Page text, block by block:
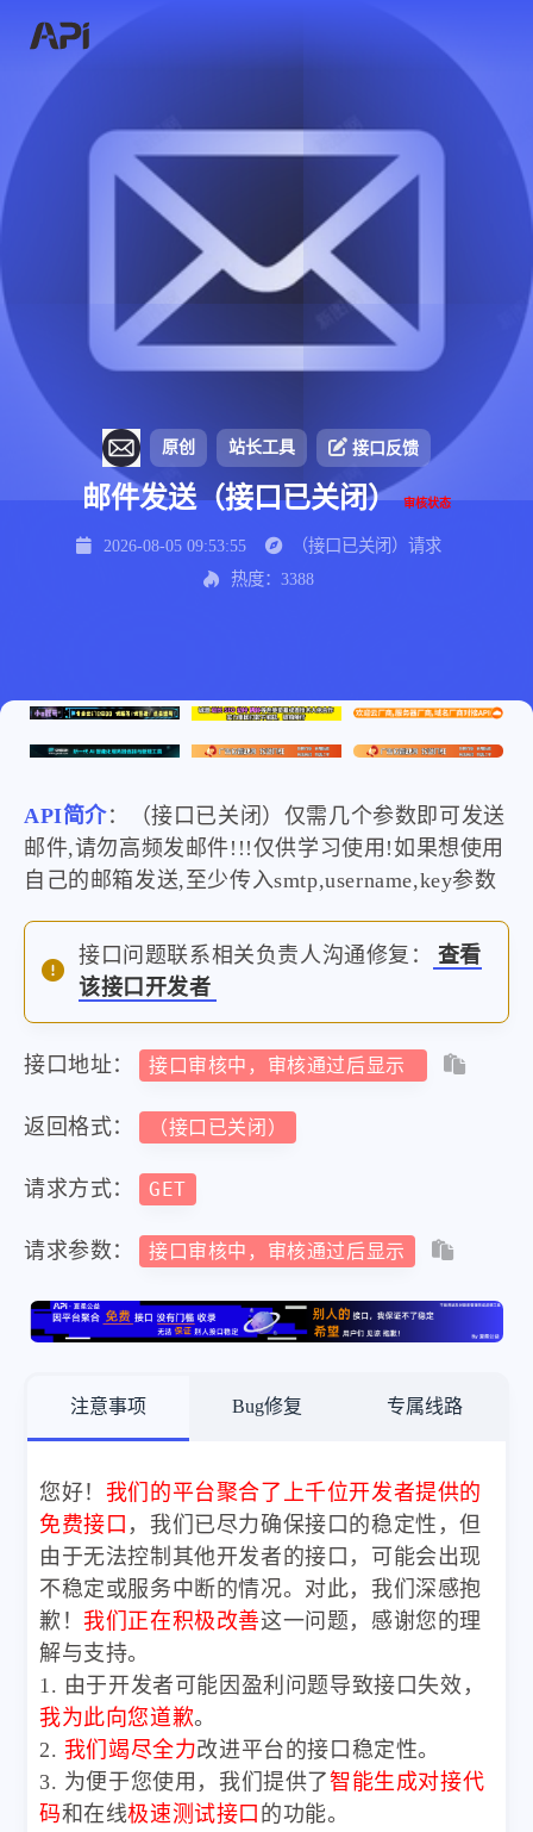
原创 站长工具 接口反馈
邮件发送（接口已关闭）审核状态
2026-08-05 09:53:55
（接口已关闭）请求
热度：3388
API简介：（接口已关闭）仅需几个参数即可发送
邮件,请勿高频发邮件!!!仅供学习使用!如果想使用
自己的邮箱发送,至少传入smtp,username,key参数
接口问题联系相关负责人沟通修复：
查看
该接口开发者
接口地址： 接口审核中，审核通过后显示
返回格式： （接口已关闭）
请求方式： GET
请求参数： 接口审核中，审核通过后显示
注意事项 Bug修复 专属线路
您好！ 我们的平台聚合了上千位开发者提供的
免费接口 ，我们已尽力确保接口的稳定性，但
由于无法控制其他开发者的接口，可能会出现
不稳定或服务中断的情况。对此，我们深感抱
歉！ 我们正在积极改善这一问题，感谢您的理
解与支持。
1. 由于开发者可能因盈利问题导致接口失效，
我为此向您道歉。
2. 我们竭尽全力改进平台的接口稳定性。
3. 为便于您使用，我们提供了智能生成对接代
码和在线极速测试接口 的功能。